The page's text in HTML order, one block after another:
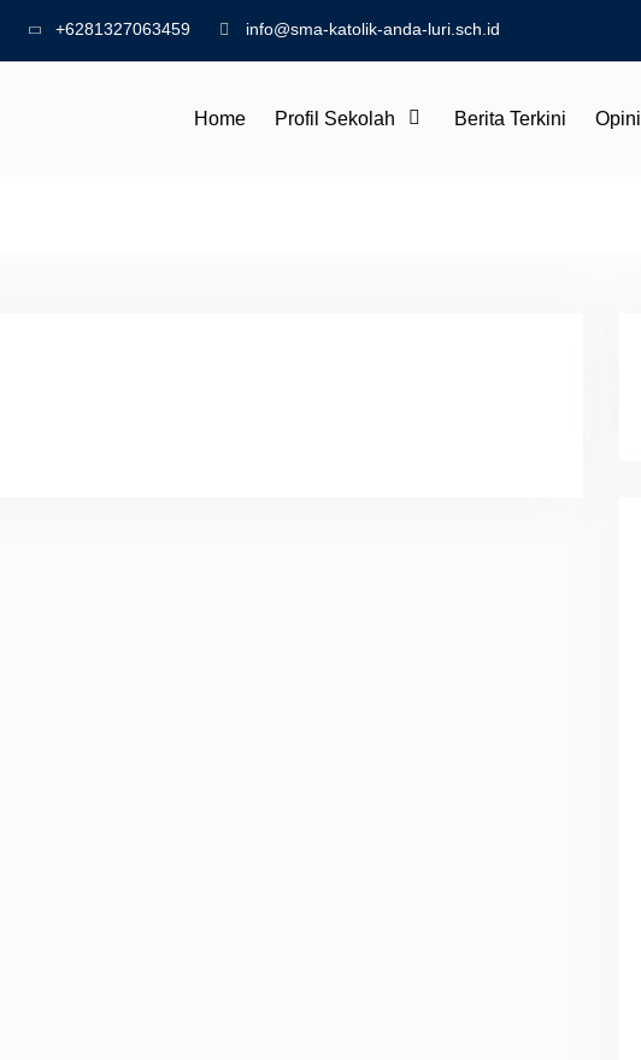
+6281327063459 info@sma-katolik-anda-luri.sch.id
Home Profil Sekolah Berita Terkini Opini